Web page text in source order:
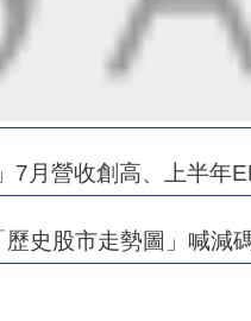
7月營收創高、上半
歷史股市走勢圖」喊